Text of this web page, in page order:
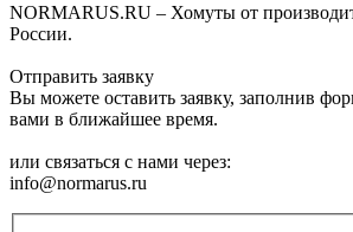
NORMARUS.RU – Хомуты от
России.
Отправить заявку
Вы можете оставить заявку, заполнив
вами в ближайшее время.
или связаться с нами через:
info@normarus.ru